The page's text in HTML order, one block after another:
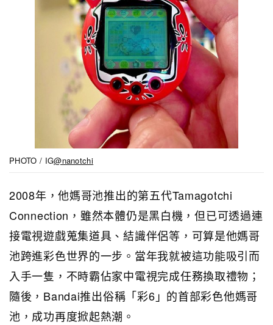
PHOTO / IG@nanotchi
2008年，他媽哥池推出的第五代Tamagotchi
Connection，雖然本體仍是黑白機，但已可透過連
接電視遊戲蒐集道具、結識伴侶等，可算是他媽哥
池跨進彩色世界的一步。當年我就被這功能吸引而
入手一隻，不時霸佔家中電視完成任務換取禮物；
隨後，Bandai推出俗稱「彩6」的首部彩色他媽哥
池，成功再度掀起熱潮。